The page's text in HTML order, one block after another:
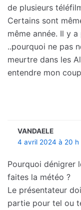
de plusieurs
Certains sont
même année. Il y
..pourquoi ne pas
meurtre dans les
entendre mon
VANDAELE
4 avril 2024 à 20 h
Pourquoi dénigrer
faites la météo ?
Le présentateur
partie pour tel ou